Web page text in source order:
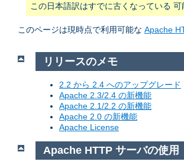
この日本語訳はすでに古くなっている
このページは現時点で利用可能な Apache
リリースのメモ
2.2 から 2.4 へのアップグレード
Apache 2.3/2.4 の新機能
Apache 2.1/2.2 の新機能
Apache 2.0 の新機能
Apache License
Apache HTTP サーバの使用